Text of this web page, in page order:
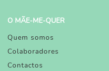
O MÃE-ME-QUER
Quem somos
Colaboradores
Contactos